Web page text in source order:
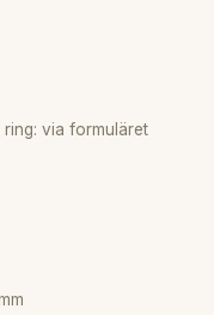
ring: via formuläret